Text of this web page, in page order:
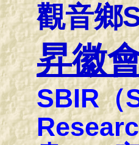
觀音鄉
昇徽
SBIR（